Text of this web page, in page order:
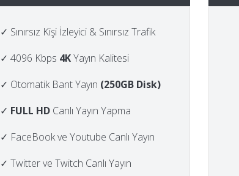
✓ Sınırsız Kişi İzleyici & Sınırsız Trafik
✓ 4096 Kbps 4KYayın Kalitesi
✓ Otomatik Bant Yayın (250GB Disk)
✓ FULL HD Canlı Yayın Yapma
✓ FaceBook ve Youtube Canlı Yayın
✓ Twitter ve Twitch Canlı Yayın